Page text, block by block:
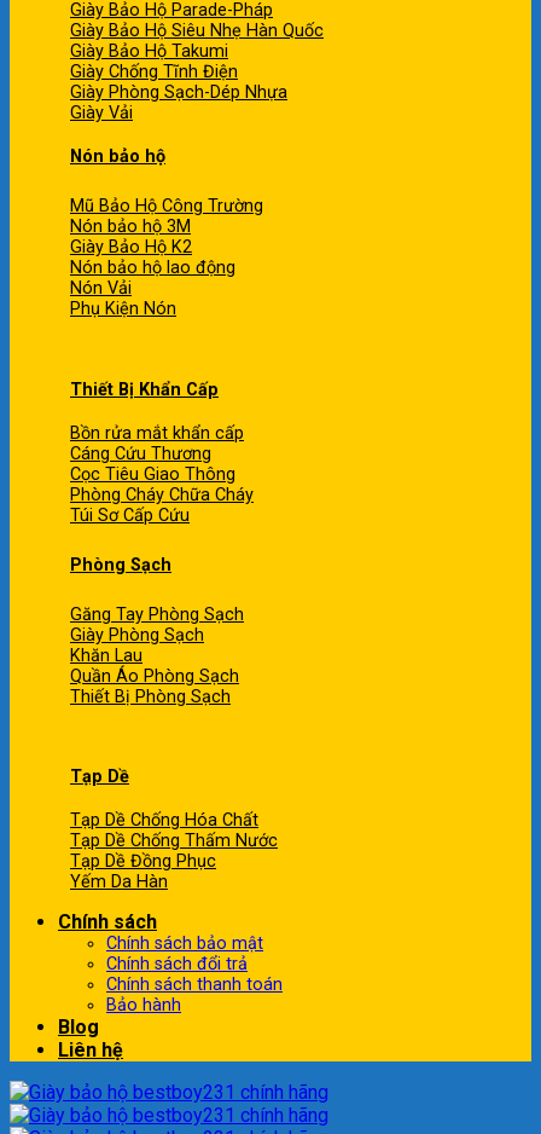
Giày Bảo Hộ Parade-Pháp
Giày Bảo Hộ Siêu Nhẹ Hàn Quốc
Giày Bảo Hộ Takumi
Giày Chống Tĩnh Điện
Giày Phòng Sạch-Dép Nhựa
Giày Vải
Nón bảo hộ
Mũ Bảo Hộ Công Trường
Nón bảo hộ 3M
Giày Bảo Hộ K2
Nón bảo hộ lao động
Nón Vải
Phụ Kiện Nón
Thiết Bị Khẩn Cấp
Bồn rửa mắt khẩn cấp
Cáng Cứu Thương
Cọc Tiêu Giao Thông
Phòng Cháy Chữa Cháy
Túi Sơ Cấp Cứu
Phòng Sạch
Găng Tay Phòng Sạch
Giày Phòng Sạch
Khăn Lau
Quần Áo Phòng Sạch
Thiết Bị Phòng Sạch
Tạp Dề
Tạp Dề Chống Hóa Chất
Tạp Dề Chống Thấm Nước
Tạp Dề Đồng Phục
Yếm Da Hàn
Chính sách
Chính sách bảo mật
Chính sách đổi trả
Chính sách thanh toán
Bảo hành
Blog
Liên hệ